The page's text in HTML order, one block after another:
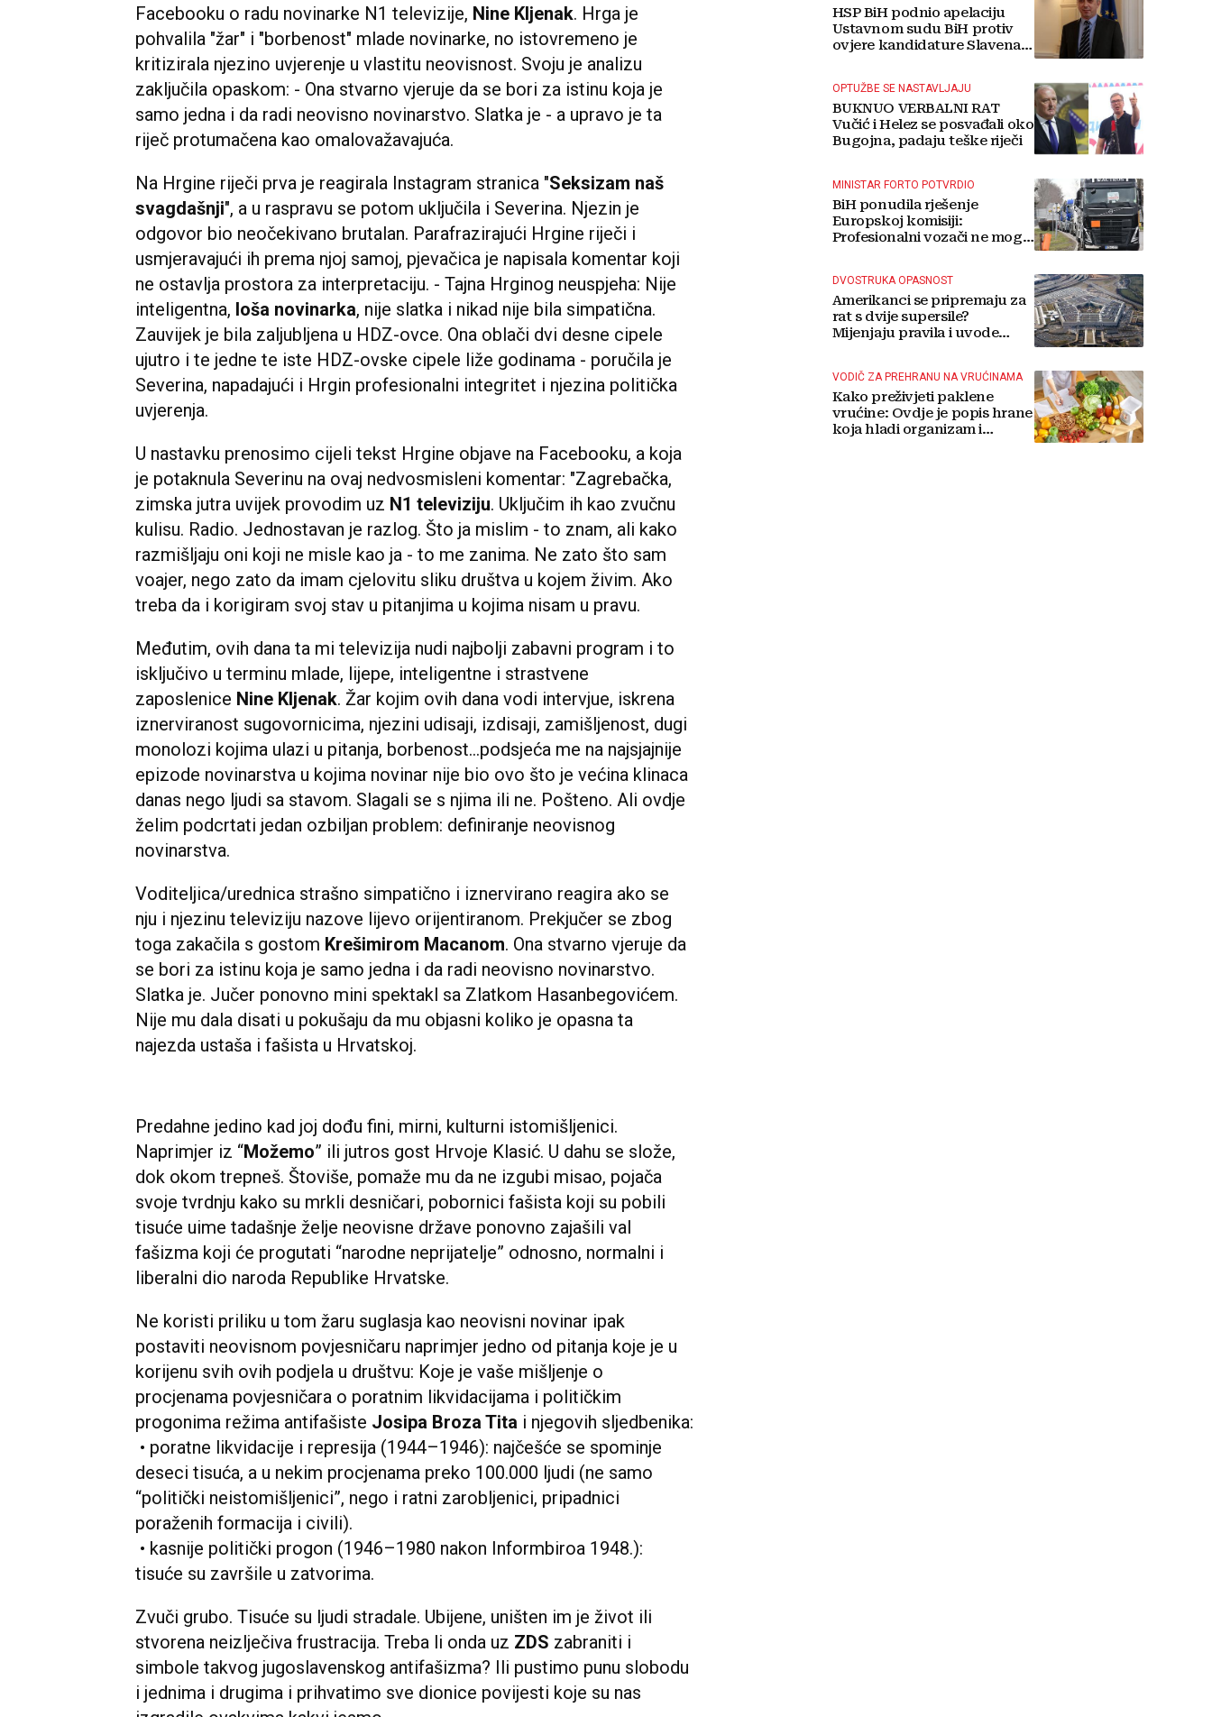
Facebooku o radu novinarke N1 televizije, Nine Kljenak. Hrga je
pohvalila "žar" i "borbenost" mlade novinarke, no istovremeno je
kritizirala njezino uvjerenje u vlastitu neovisnost. Svoju je analizu
zaključila opaskom: - Ona stvarno vjeruje da se bori za istinu koja je
samo jedna i da radi neovisno novinarstvo. Slatka je - a upravo je ta
riječ protumačena kao omalovažavajuća.
Na Hrgine riječi prva je reagirala Instagram stranica "Seksizam naš
svagdašnji", a u raspravu se potom uključila i Severina. Njezin je
odgovor bio neočekivano brutalan. Parafrazirajući Hrgine riječi i
usmjeravajući ih prema njoj samoj, pjevačica je napisala komentar koji
ne ostavlja prostora za interpretaciju. - Tajna Hrginog neuspjeha: Nije
inteligentna, loša novinarka, nije slatka i nikad nije bila simpatična.
Zauvijek je bila zaljubljena u HDZ-ovce. Ona oblači dvi desne cipele
ujutro i te jedne te iste HDZ-ovske cipele liže godinama - poručila je
Severina, napadajući i Hrgin profesionalni integritet i njezina politička
uvjerenja.
U nastavku prenosimo cijeli tekst Hrgine objave na Facebooku, a koja
je potaknula Severinu na ovaj nedvosmisleni komentar: "Zagrebačka,
zimska jutra uvijek provodim uz N1 televiziju. Uključim ih kao zvučnu
kulisu. Radio. Jednostavan je razlog. Što ja mislim - to znam, ali kako
razmišljaju oni koji ne misle kao ja - to me zanima. Ne zato što sam
voajer, nego zato da imam cjelovitu sliku društva u kojem živim. Ako
treba da i korigiram svoj stav u pitanjima u kojima nisam u pravu.
Međutim, ovih dana ta mi televizija nudi najbolji zabavni program i to
isključivo u terminu mlade, lijepe, inteligentne i strastvene
zaposlenice Nine Kljenak. Žar kojim ovih dana vodi intervjue, iskrena
iznerviranost sugovornicima, njezini udisaji, izdisaji, zamišljenost, dugi
monolozi kojima ulazi u pitanja, borbenost...podsjeća me na najsjajnije
epizode novinarstva u kojima novinar nije bio ovo što je većina klinaca
danas nego ljudi sa stavom. Slagali se s njima ili ne. Pošteno. Ali ovdje
želim podcrtati jedan ozbiljan problem: definiranje neovisnog
novinarstva.
Voditeljica/urednica strašno simpatično i iznervirano reagira ako se
nju i njezinu televiziju nazove lijevo orijentiranom. Prekjučer se zbog
toga zakačila s gostom Krešimirom Macanom. Ona stvarno vjeruje da
se bori za istinu koja je samo jedna i da radi neovisno novinarstvo.
Slatka je. Jučer ponovno mini spektakl sa Zlatkom Hasanbegovićem.
Nije mu dala disati u pokušaju da mu objasni koliko je opasna ta
najezda ustaša i fašista u Hrvatskoj.
Predahne jedino kad joj dođu fini, mirni, kulturni istomišljenici.
Naprimjer iz “Možemo” ili jutros gost Hrvoje Klasić. U dahu se slože,
dok okom trepneš. Štoviše, pomaže mu da ne izgubi misao, pojača
svoje tvrdnju kako su mrkli desničari, pobornici fašista koji su pobili
tisuće uime tadašnje želje neovisne države ponovno zajašili val
fašizma koji će progutati “narodne neprijatelje” odnosno, normalni i
liberalni dio naroda Republike Hrvatske.
Ne koristi priliku u tom žaru suglasja kao neovisni novinar ipak
postaviti neovisnom povjesničaru naprimjer jedno od pitanja koje je u
korijenu svih ovih podjela u društvu: Koje je vaše mišljenje o
procjenama povjesničara o poratnim likvidacijama i političkim
progonima režima antifašiste Josipa Broza Tita i njegovih sljedbenika:
• poratne likvidacije i represija (1944–1946): najčešće se spominje
deseci tisuća, a u nekim procjenama preko 100.000 ljudi (ne samo
“politički neistomišljenici”, nego i ratni zarobljenici, pripadnici
poraženih formacija i civili).
• kasnije politički progon (1946–1980 nakon Informbiroa 1948.):
tisuće su završile u zatvorima.
Zvuči grubo. Tisuće su ljudi stradale. Ubijene, uništen im je život ili
stvorena neizlječiva frustracija. Treba li onda uz ZDS zabraniti i
simbole takvog jugoslavenskog antifašizma? Ili pustimo punu slobodu
i jednima i drugima i prihvatimo sve dionice povijesti koje su nas
HSP BiH podnio apelaciju
Ustavnom sudu BiH protiv
ovjere kandidature Slavena
OPTUŽBE SE NASTAVLJAJU
BUKNUO VERBALNI RAT
Vučić i Helez se posvađali oko
Bugojna, padaju teške riječi
MINISTAR FORTO POTVRDIO
BiH ponudila rješenje
Europskoj komisiji:
Profesionalni vozači ne mogu
DVOSTRUKA OPASNOST
Amerikanci se pripremaju za
rat s dvije supersile?
Mijenjaju pravila i uvode
VODIČ ZA PREHRANU NA VRUĆINAMA
Kako preživjeti paklene
vrućine: Ovdje je popis hrane
koja hladi organizam i